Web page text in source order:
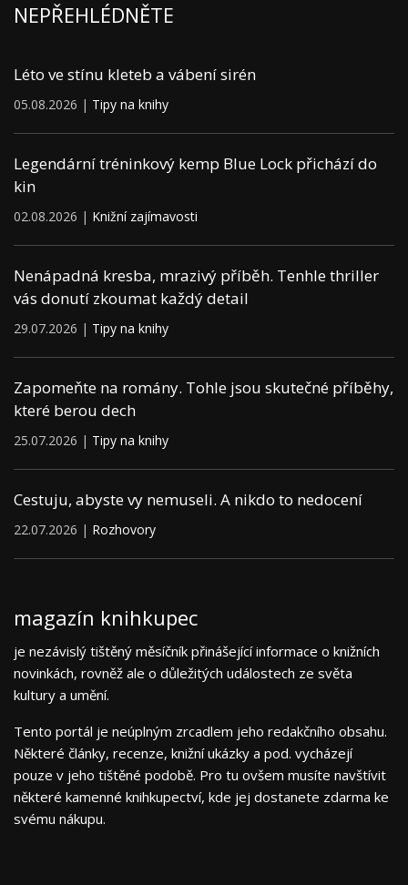
NEPŘEHLÉDNĚTE
Léto ve stínu kleteb a vábení sirén
05.08.2026 | Tipy na knihy
Legendární tréninkový kemp Blue Lock přichází do
kin
02.08.2026 | Knižní zajímavosti
Nenápadná kresba, mrazivý příběh. Tenhle thriller
vás donutí zkoumat každý detail
29.07.2026 | Tipy na knihy
Zapomeňte na romány. Tohle jsou skutečné příběhy,
které berou dech
25.07.2026 | Tipy na knihy
Cestuju, abyste vy nemuseli. A nikdo to nedocení
22.07.2026 | Rozhovory
magazín knihkupec
je nezávislý tištěný měsíčník přinášející informace o knižních
novinkách, rovněž ale o důležitých událostech ze světa
kultury a umění.
Tento portál je neúplným zrcadlem jeho redakčního obsahu.
Některé články, recenze, knižní ukázky a pod. vycházejí
pouze v jeho tištěné podobě. Pro tu ovšem musíte navštívit
některé kamenné knihkupectví, kde jej dostanete zdarma ke
svému nákupu.